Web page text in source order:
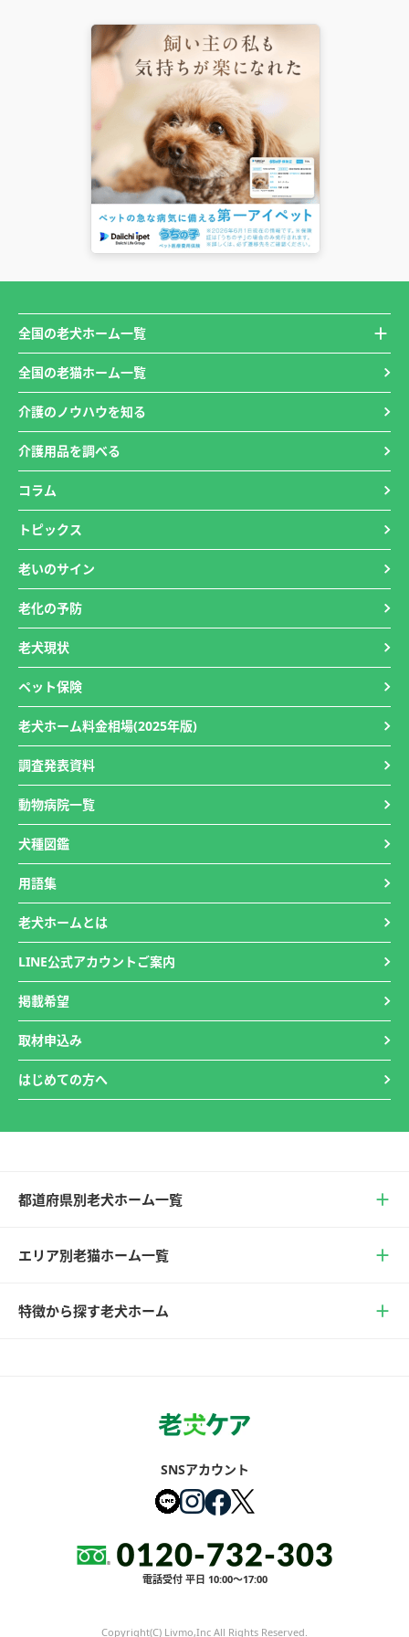
全国の老犬ホーム一覧
全国の老猫ホーム一覧
介護のノウハウを知る
介護用品を調べる
コラム
トピックス
老いのサイン
老化の予防
老犬現状
ペット保険
老犬ホーム料金相場(2025年版)
調査発表資料
動物病院一覧
犬種図鑑
用語集
老犬ホームとは
LINE公式アカウントご案内
掲載希望
取材申込み
はじめての方へ
都道府県別老犬ホーム一覧
エリア別老猫ホーム一覧
特徴から探す老犬ホーム
SNSアカウント
電話受付 平日 10:00～17:00
Copyright(C) Livmo,Inc All Rights Reserved.